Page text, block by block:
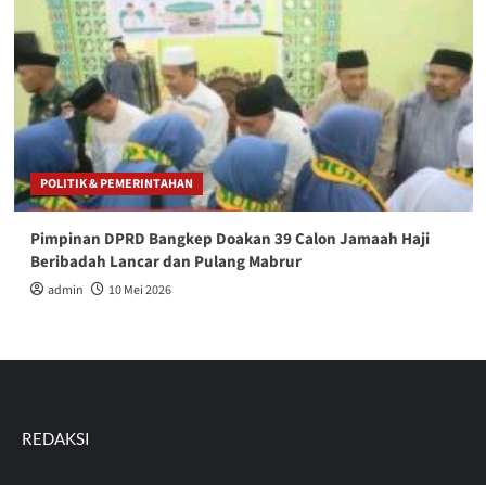
POLITIK & PEMERINTAHAN
Pimpinan DPRD Bangkep Doakan 39 Calon Jamaah Haji
Beribadah Lancar dan Pulang Mabrur
admin 10 Mei 2026
REDAKSI